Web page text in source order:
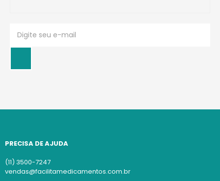
PRECISA DE AJUDA
(11) 3500-7247
vendas@facilitamedicamentos.com.br